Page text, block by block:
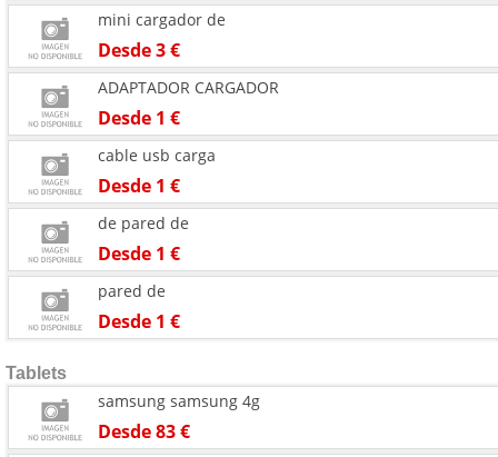
Desde 3 €
mini cargador de
Desde 1 €
ADAPTADOR CARGADOR
Desde 1 €
cable usb carga
Desde 1 €
de pared de
Desde 1 €
pared de
Tablets
Desde 83 €
samsung samsung 4g